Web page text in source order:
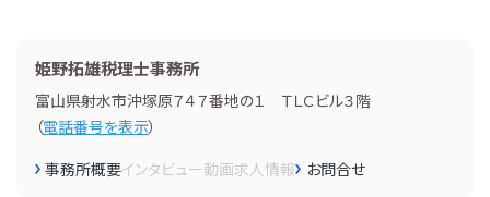
姫野拓雄税理士事務所
富山県射水市沖塚原７４７番地の１ ＴＬＣビル３階
（電話番号を表示）
事務所概要インタビュー動画求人情報 お問合せ